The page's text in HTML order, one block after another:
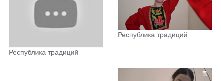
Республика традиций
Республика традиций